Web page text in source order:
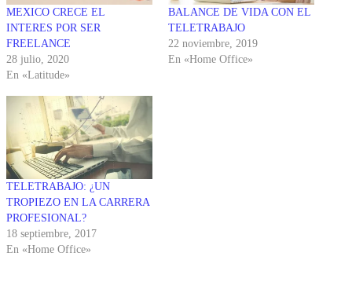
MEXICO CRECE EL
INTERES POR SER
FREELANCE
28 julio, 2020
En «Latitude»
BALANCE DE VIDA CON EL
TELETRABAJO
22 noviembre, 2019
En «Home Office»
TELETRABAJO: ¿UN
TROPIEZO EN LA CARRERA
PROFESIONAL?
18 septiembre, 2017
En «Home Office»